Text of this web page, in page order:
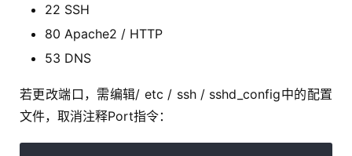
22 SSH
80 Apache2 / HTTP
53 DNS
若更改端口，需编辑/ etc / ssh / sshd_config中的配置
文件，取消注释Port指令：